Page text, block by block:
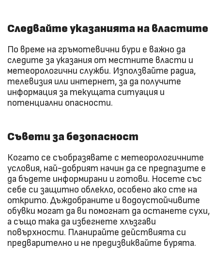
Следвайте указанията на властите
По време на гръмотевични бури е важно да
следите за указания от местните власти и
метеорологични служби. Използвайте радиа,
телевизия или интернет, за да получите
информация за текущата ситуация и
потенциални опасности.
Съвети за безопасност
Когато се съобразявате с метеорологичните
условия, най-добрият начин да се предпазите е
да бъдете информирани и готови. Носете със
себе си защитно облекло, особено ако сте на
открито. Дъждобраните и водоустойчивите
обувки могат да ви помогнат да останете сухи,
а също така да избегнете хлъзгави
повърхности. Планирайте действията си
предварително и не предизвиквайте бурята.